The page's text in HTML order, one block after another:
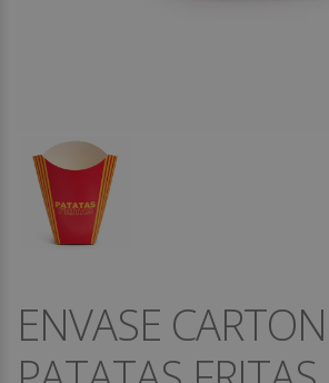
ENVASE CARTON